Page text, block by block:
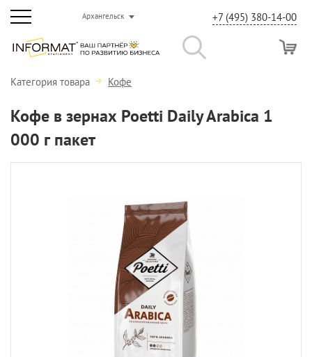
Архангельск +7 (495) 380-14-00
Категория товара Кофе
Кофе в зернах Poetti Daily Arabica 1
000 г пакет